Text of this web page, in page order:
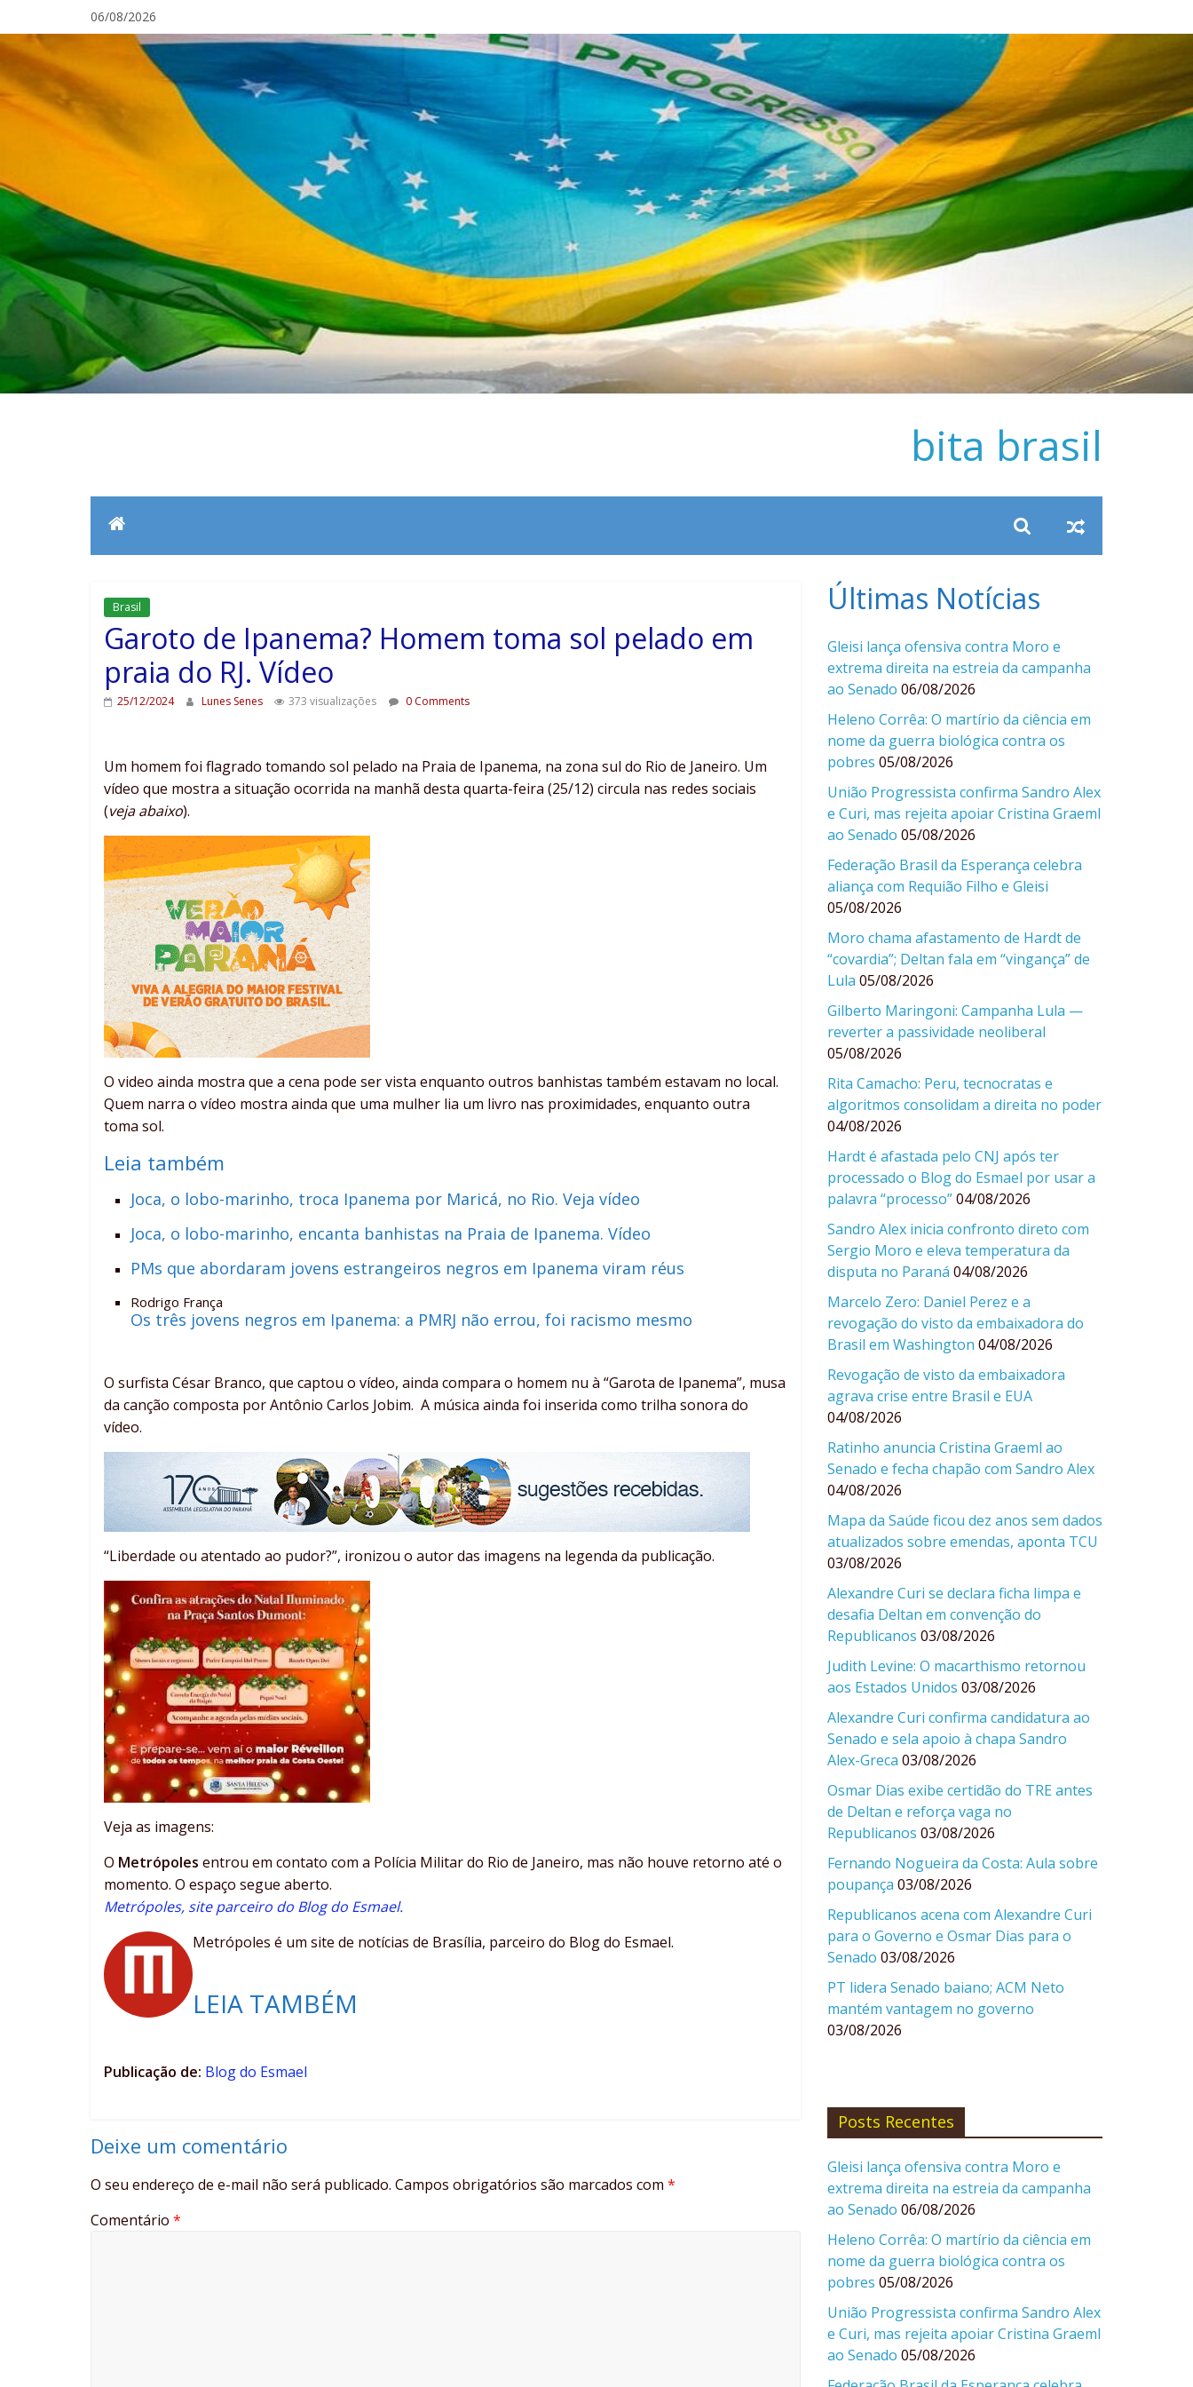
para
conteúdo
06/08/2026
bita brasil
Brasil
Garoto de Ipanema? Homem toma sol pelado em
praia do RJ. Vídeo
25/12/2024 Lunes Senes 373 visualizações 0 Comments
Um homem foi flagrado tomando sol pelado na Praia de Ipanema, na zona sul do Rio de Janeiro. Um
vídeo que mostra a situação ocorrida na manhã desta quarta-feira (25/12) circula nas redes sociais
(veja abaixo).
O video ainda mostra que a cena pode ser vista enquanto outros banhistas também estavam no local.
Quem narra o vídeo mostra ainda que uma mulher lia um livro nas proximidades, enquanto outra
toma sol.
Leia também
Joca, o lobo-marinho, troca Ipanema por Maricá, no Rio. Veja vídeo
Joca, o lobo-marinho, encanta banhistas na Praia de Ipanema. Vídeo
PMs que abordaram jovens estrangeiros negros em Ipanema viram réus
Rodrigo França
Os três jovens negros em Ipanema: a PMRJ não errou, foi racismo mesmo
O surfista César Branco, que captou o vídeo, ainda compara o homem nu à “Garota de Ipanema”, musa
da canção composta por Antônio Carlos Jobim. A música ainda foi inserida como trilha sonora do
vídeo.
“Liberdade ou atentado ao pudor?”, ironizou o autor das imagens na legenda da publicação.
Veja as imagens:
O Metrópoles entrou em contato com a Polícia Militar do Rio de Janeiro, mas não houve retorno até o
momento. O espaço segue aberto.
Metrópoles, site parceiro do Blog do Esmael.
Metrópoles é um site de notícias de Brasília, parceiro do Blog do Esmael.
LEIA TAMBÉM
Publicação de: Blog do Esmael
Deixe um comentário
O seu endereço de e-mail não será publicado. Campos obrigatórios são marcados com *
Comentário *
Últimas Notícias
Gleisi lança ofensiva contra Moro e
extrema direita na estreia da campanha
ao Senado 06/08/2026
Heleno Corrêa: O martírio da ciência em
nome da guerra biológica contra os
pobres 05/08/2026
União Progressista confirma Sandro Alex
e Curi, mas rejeita apoiar Cristina Graeml
ao Senado 05/08/2026
Federação Brasil da Esperança celebra
aliança com Requião Filho e Gleisi
05/08/2026
Moro chama afastamento de Hardt de
“covardia”; Deltan fala em “vingança” de
Lula 05/08/2026
Gilberto Maringoni: Campanha Lula —
reverter a passividade neoliberal
05/08/2026
Rita Camacho: Peru, tecnocratas e
algoritmos consolidam a direita no poder
04/08/2026
Hardt é afastada pelo CNJ após ter
processado o Blog do Esmael por usar a
palavra “processo”04/08/2026
Sandro Alex inicia confronto direto com
Sergio Moro e eleva temperatura da
disputa no Paraná 04/08/2026
Marcelo Zero: Daniel Perez e a
revogação do visto da embaixadora do
Brasil em Washington 04/08/2026
Revogação de visto da embaixadora
agrava crise entre Brasil e EUA
04/08/2026
Ratinho anuncia Cristina Graeml ao
Senado e fecha chapão com Sandro Alex
04/08/2026
Mapa da Saúde ficou dez anos sem dados
atualizados sobre emendas, aponta TCU
03/08/2026
Alexandre Curi se declara ficha limpa e
desafia Deltan em convenção do
Republicanos 03/08/2026
Judith Levine: O macarthismo retornou
aos Estados Unidos 03/08/2026
Alexandre Curi confirma candidatura ao
Senado e sela apoio à chapa Sandro
Alex-Greca 03/08/2026
Osmar Dias exibe certidão do TRE antes
de Deltan e reforça vaga no
Republicanos 03/08/2026
Fernando Nogueira da Costa: Aula sobre
poupança 03/08/2026
Republicanos acena com Alexandre Curi
para o Governo e Osmar Dias para o
Senado 03/08/2026
PT lidera Senado baiano; ACM Neto
mantém vantagem no governo
03/08/2026
Posts Recentes
Gleisi lança ofensiva contra Moro e
extrema direita na estreia da campanha
ao Senado 06/08/2026
Heleno Corrêa: O martírio da ciência em
nome da guerra biológica contra os
pobres 05/08/2026
União Progressista confirma Sandro Alex
e Curi, mas rejeita apoiar Cristina Graeml
ao Senado 05/08/2026